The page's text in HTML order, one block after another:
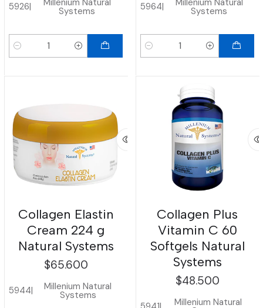
5926| Systems
Cantidad
5964| Systems
Cantidad
Collagen Elastin
Cream 224 g
Natural Systems
$65.600
5944| Millenium Natural
Systems
Collagen Plus
Vitamin C 60
Softgels Natural
Systems
$48.500
Millenium Natural